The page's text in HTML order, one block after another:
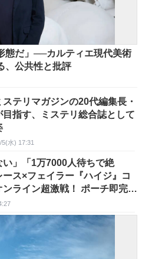
態だ」──カルティエ現代美術
、公共性と批評
テリマガジンの20代編集長・
指す、ミステリ総合誌として
5(水) 17:31
い」「1万7000人待ちで絶
ス×フェイラー『ハイジ』コ
ンライン超激戦！ ポーチ即完で